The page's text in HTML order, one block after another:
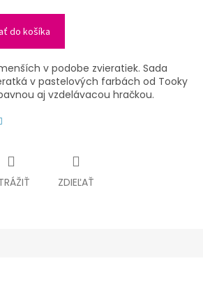
do košíka
v podobe zvieratiek. Sada
v pastelových farbách od Tooky
aj vzdelávacou hračkou.
ZDIEĽAŤ